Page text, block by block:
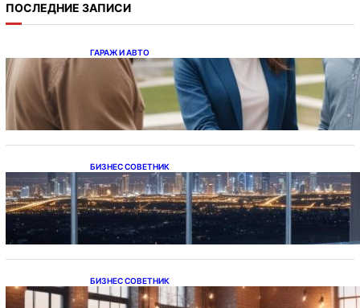
ПОСЛЕДНИЕ ЗАПИСИ
ГАРАЖ И АВТО
Ипотека на новостройки при оформлении
напрямую у застройщика
БИЗНЕС СОВЕТНИК
Каталог светодиодных светильников и
LED-освещения в Казахстане
БИЗНЕС СОВЕТНИК
Подвесные светодиодные светильники на